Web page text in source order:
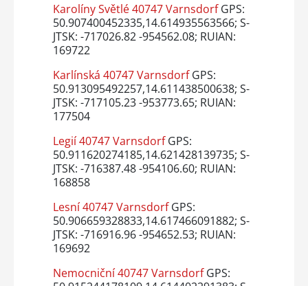
Karolíny Světlé 40747 VarnsdorfGPS:
50.907400452335,14.614935563566; S-
JTSK: -717026.82 -954562.08; RUIAN:
169722
Karlínská 40747 VarnsdorfGPS:
50.913095492257,14.611438500638; S-
JTSK: -717105.23 -953773.65; RUIAN:
177504
Legií 40747 VarnsdorfGPS:
50.911620274185,14.621428139735; S-
JTSK: -716387.48 -954106.60; RUIAN:
168858
Lesní 40747 VarnsdorfGPS:
50.906659328833,14.617466091882; S-
JTSK: -716916.96 -954652.53; RUIAN:
169692
Nemocniční 40747 VarnsdorfGPS: